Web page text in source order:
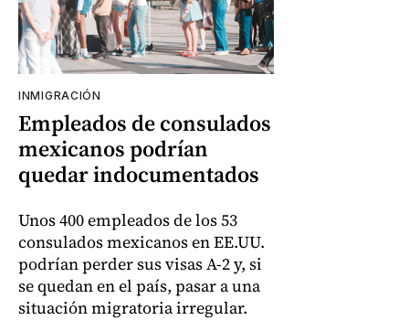
INMIGRACIÓN
Empleados de consulados
mexicanos podrían
quedar indocumentados
Unos 400 empleados de los 53
consulados mexicanos en EE.UU.
podrían perder sus visas A-2 y, si
se quedan en el país, pasar a una
situación migratoria irregular.